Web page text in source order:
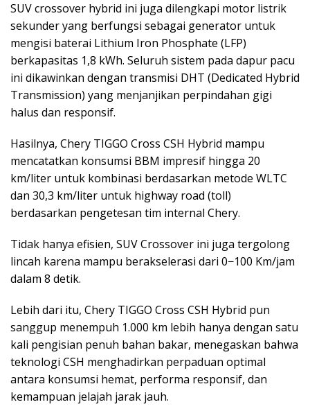
SUV crossover hybrid ini juga dilengkapi motor listrik
sekunder yang berfungsi sebagai generator untuk
mengisi baterai Lithium Iron Phosphate (LFP)
berkapasitas 1,8 kWh. Seluruh sistem pada dapur pacu
ini dikawinkan dengan transmisi DHT (Dedicated Hybrid
Transmission) yang menjanjikan perpindahan gigi
halus dan responsif.
Hasilnya, Chery TIGGO Cross CSH Hybrid mampu
mencatatkan konsumsi BBM impresif hingga 20
km/liter untuk kombinasi berdasarkan metode WLTC
dan 30,3 km/liter untuk highway road (toll)
berdasarkan pengetesan tim internal Chery.
Tidak hanya efisien, SUV Crossover ini juga tergolong
lincah karena mampu berakselerasi dari 0−100 Km/jam
dalam 8 detik.
Lebih dari itu, Chery TIGGO Cross CSH Hybrid pun
sanggup menempuh 1.000 km lebih hanya dengan satu
kali pengisian penuh bahan bakar, menegaskan bahwa
teknologi CSH menghadirkan perpaduan optimal
antara konsumsi hemat, performa responsif, dan
kemampuan jelajah jarak jauh.